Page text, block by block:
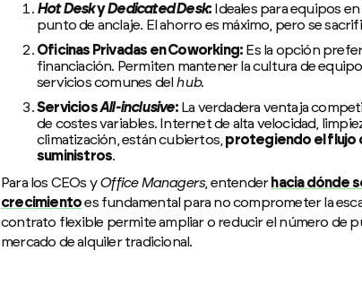
Hot DeskyDedicated Desk: Ideales para equipos
punto de anclaje. El ahorro es máximo, pero se
Oficinas Privadas en Coworking: Es la opción
financiación. Permiten mantener la cultura de
servicios comunes del hub.
ServiciosAll-inclusive:La verdadera ventaja
de costes variables. Internet de alta velocidad,
climatización, están cubiertos, protegiendo el flujo
suministros.
Para los CEOs yOffice Managers, entender hacia dónde
crecimientoes fundamental para no comprometer la
contrato flexible permite ampliar o reducir el número de
mercado de alquiler tradicional.